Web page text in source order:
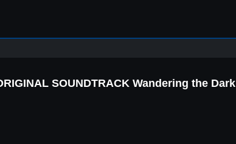
SOUNDTRACK Wandering the Dark